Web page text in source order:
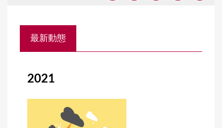
Y
最新動態
2021